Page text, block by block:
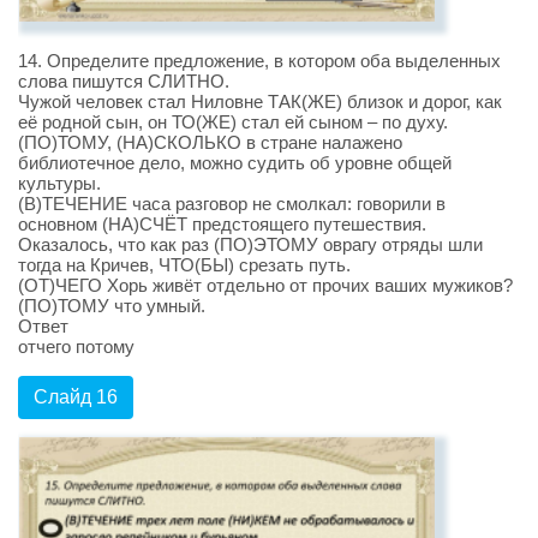
14. Определите предложение, в котором оба выделенных
слова пишутся СЛИТНО.
Чужой человек стал Ниловне ТАК(ЖЕ) близок и дорог, как
её родной сын, он ТО(ЖЕ) стал ей сыном – по духу.
(ПО)ТОМУ, (НА)СКОЛЬКО в стране налажено
библиотечное дело, можно судить об уровне общей
культуры.
(В)ТЕЧЕНИЕ часа разговор не смолкал: говорили в
основном (НА)СЧЁТ предстоящего путешествия.
Оказалось, что как раз (ПО)ЭТОМУ оврагу отряды шли
тогда на Кричев, ЧТО(БЫ) срезать путь.
(ОТ)ЧЕГО Хорь живёт отдельно от прочих ваших мужиков?
(ПО)ТОМУ что умный.
Ответ
отчего потому
Слайд 16